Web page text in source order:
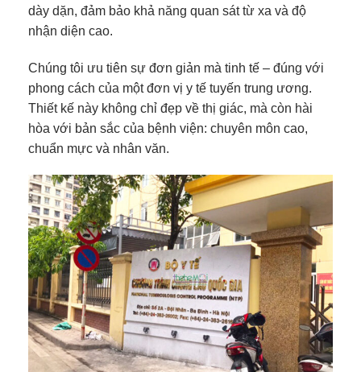
dày dặn, đảm bảo khả năng quan sát từ xa và độ
nhận diện cao.
Chúng tôi ưu tiên sự đơn giản mà tinh tế – đúng với
phong cách của một đơn vị y tế tuyến trung ương.
Thiết kế này không chỉ đẹp về thị giác, mà còn hài
hòa với bản sắc của bệnh viện: chuyên môn cao,
chuẩn mực và nhân văn.